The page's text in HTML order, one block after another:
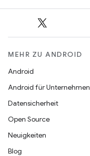
MEHR ZU ANDROID
Android
Android für Unternehmen
Datensicherheit
Open Source
Neuigkeiten
Blog